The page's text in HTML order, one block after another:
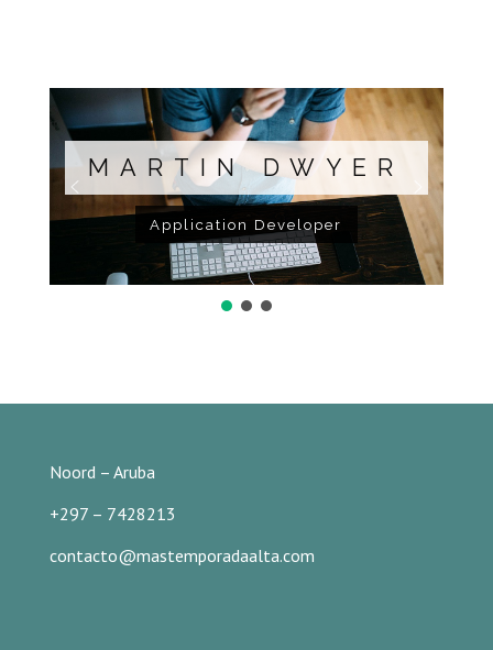
MARTIN DWYER
Application Developer
Noord – Aruba
+297 – 7428213
contacto@mastemporadaalta.com